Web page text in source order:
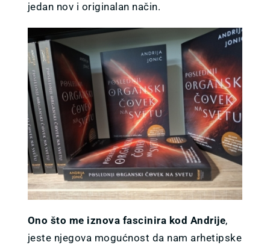
jedan nov i originalan način.
Ono što me iznova fascinira kod Andrije,
jeste njegova mogućnost da nam arhetipske